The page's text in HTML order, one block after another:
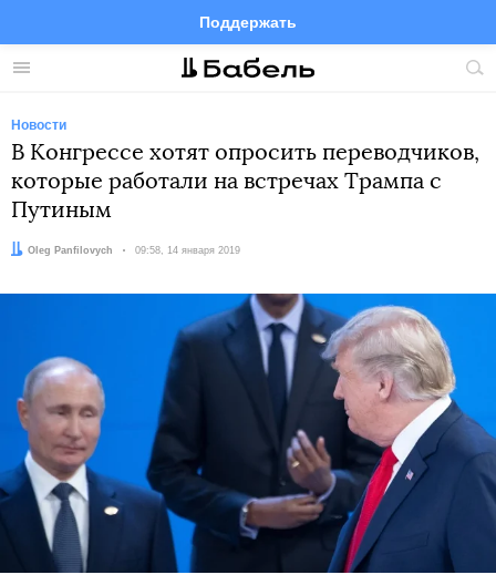
Меню
Поддержать
FacebookTelegramTwitter
Новости
В Конгрессе хотят опросить переводчиков,
которые работали на встречах Трампа с
Путиным
Автор:
Oleg Panfilovych Дата:
09:58, 14 января 2019